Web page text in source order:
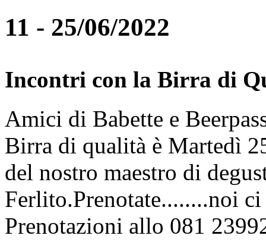
11 - 25/06/2022
Incontri con la Birra di
Amici di Babette e
Birra di qualità è Martedì
del nostro maestro di
Ferlito.Prenotate........noi
Prenotazioni allo 081